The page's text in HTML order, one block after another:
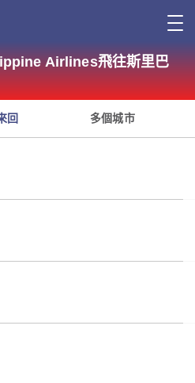
Airlines飛往斯里巴
回 多個城市